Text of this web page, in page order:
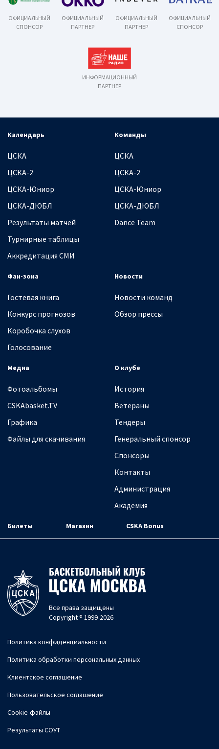
ОФИЦИАЛЬНЫЙ
СПОНСОР
ОФИЦИАЛЬНЫЙ
ПАРТНЕР
ОФИЦИАЛЬНЫЙ
ПАРТНЕР
ОФИЦИАЛЬНЫЙ
СПОНСОР
ИНФОРМАЦИОННЫЙ
ПАРТНЕР
Календарь
ЦСКА
ЦСКА-2
ЦСКА-Юниор
ЦСКА-ДЮБЛ
Результаты матчей
Турнирные таблицы
Аккредитация СМИ
Команды
ЦСКА
ЦСКА-2
ЦСКА-Юниор
ЦСКА-ДЮБЛ
Dance Team
Фан-зона
Гостевая книга
Конкурс прогнозов
Коробочка слухов
Голосование
Новости
Новости команд
Обзор прессы
Медиа
Фотоальбомы
CSKAbasket.TV
Графика
Файлы для скачивания
О клубе
История
Ветераны
Тендеры
Генеральный спонсор
Спонсоры
Контакты
Администрация
Академия
Билеты Магазин CSKA Bonus
Все права защищены
Copyright ® 1999-2026
Политика конфиденциальности
Политика обработки персональных данных
Клиентское соглашение
Пользовательское соглашение
Cookie-файлы
Результаты СОУТ